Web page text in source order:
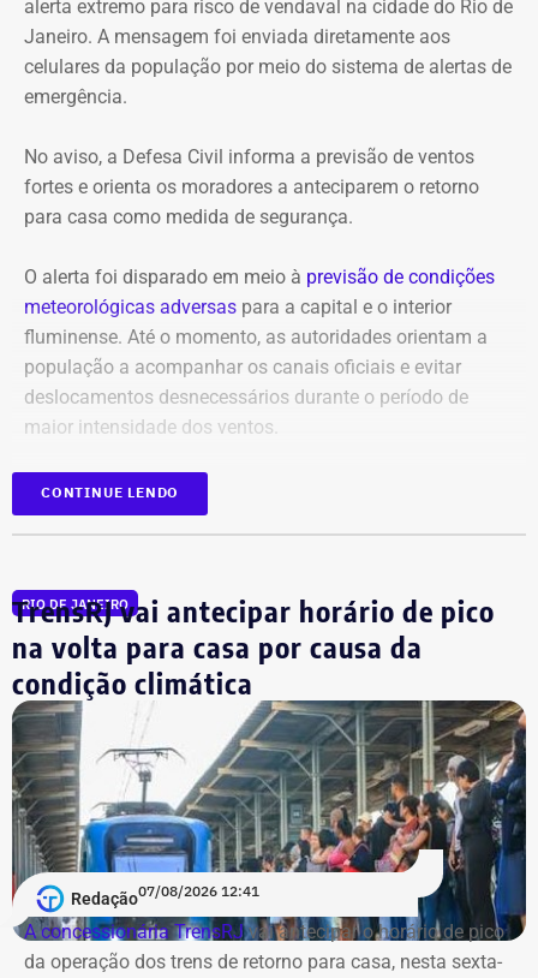
alerta extremo para risco de vendaval na cidade do Rio de
Janeiro. A mensagem foi enviada diretamente aos
celulares da população por meio do sistema de alertas de
emergência.
No aviso, a Defesa Civil informa a previsão de ventos
fortes e orienta os moradores a anteciparem o retorno
para casa como medida de segurança.
O alerta foi disparado em meio à previsão de condições
meteorológicas adversas para a capital e o interior
fluminense. Até o momento, as autoridades orientam a
população a acompanhar os canais oficiais e evitar
deslocamentos desnecessários durante o período de
maior intensidade dos ventos.
CONTINUE LENDO
RIO DE JANEIRO
TrensRJ vai antecipar horário de pico
na volta para casa por causa da
condição climática
Redação07/08/2026 12:41
A concessionária TrensRJvai antecipar o horário de pico
da operação dos trens de retorno para casa, nesta sexta-